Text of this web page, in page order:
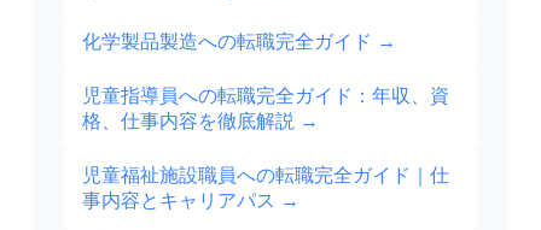
化学製品製造への転職完全ガイド →
児童指導員への転職完全ガイド：年収、資
格、仕事内容を徹底解説 →
児童福祉施設職員への転職完全ガイド｜仕
事内容とキャリアパス →